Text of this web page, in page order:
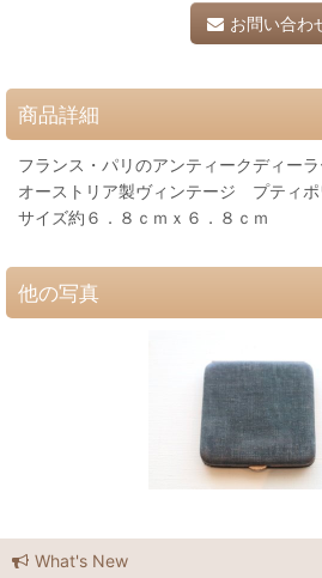
お問い合わ
商品詳細
フランス・パリのアンティークディ
オーストリア製ヴィンテージ プティ
サイズ約６．８ｃｍｘ６．８ｃｍ
他の写真
What's New